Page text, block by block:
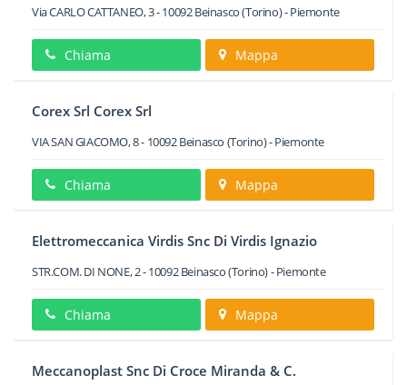
Via CARLO CATTANEO, 3-10092Beinasco(Torino) -Piemonte
Chiama Mappa
Corex Srl Corex Srl
VIA SAN GIACOMO, 8- 10092Beinasco (Torino) -Piemonte
Chiama Mappa
Elettromeccanica Virdis Snc Di Virdis Ignazio
STR.COM. DI NONE, 2-10092 Beinasco(Torino) -Piemonte
Chiama Mappa
Meccanoplast Snc Di Croce Miranda & C.